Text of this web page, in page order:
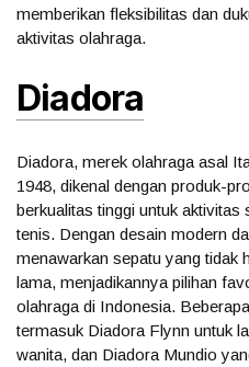
memberikan fleksibilitas dan
aktivitas olahraga.
Diadora
Diadora, merek olahraga asal
1948, dikenal dengan produk-
berkualitas tinggi untuk aktivitas
tenis. Dengan desain modern
menawarkan sepatu yang tidak
lama, menjadikannya pilihan
olahraga di Indonesia.
termasuk Diadora Flynn untuk
wanita, dan Diadora Mundio